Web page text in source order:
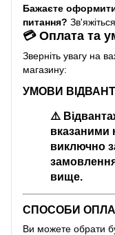
Бажаєте
питання?
💳 Оплата та
Зверніть увагу на
магазину:
УМОВИ
⚠️
вказаними
виключно
вище.
СПОСОБИ
Ви можете обрати